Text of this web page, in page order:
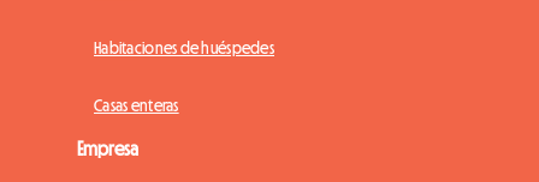
Habitaciones de huéspedes
Casas enteras
Empresa